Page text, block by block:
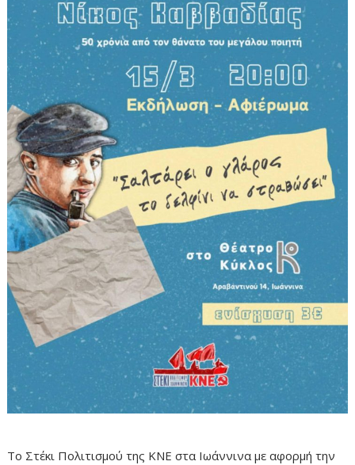
Το Στέκι Πολιτισμού της ΚΝΕ στα Ιωάννινα με αφορμή την